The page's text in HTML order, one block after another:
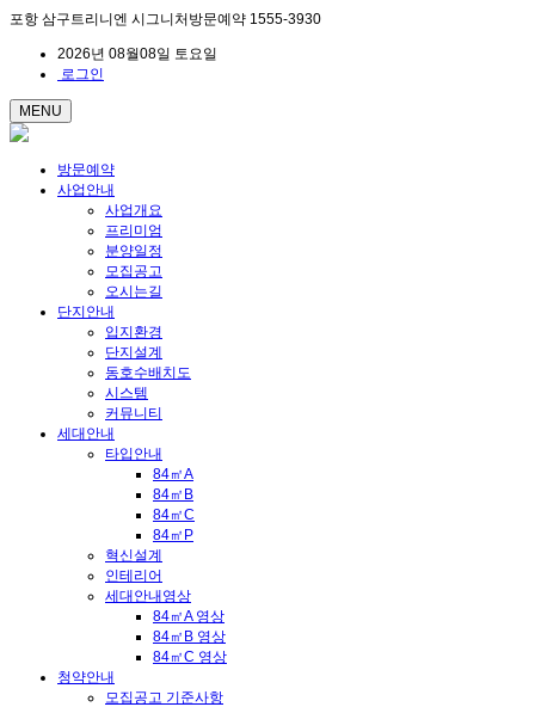
포항 삼구트리니엔 시그니처방문예약 1555-3930
2026년 08월08일 토요일
로그인
MENU
방문예약
사업안내
사업개요
프리미엄
분양일정
모집공고
오시는길
단지안내
입지환경
단지설계
동호수배치도
시스템
커뮤니티
세대안내
타입안내
84㎡A
84㎡B
84㎡C
84㎡P
혁신설계
인테리어
세대안내영상
84㎡A 영상
84㎡B 영상
84㎡C 영상
청약안내
모집공고 기준사항